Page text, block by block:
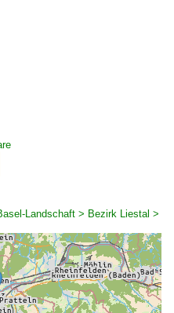
Landschaft > Bezirk Liestal >